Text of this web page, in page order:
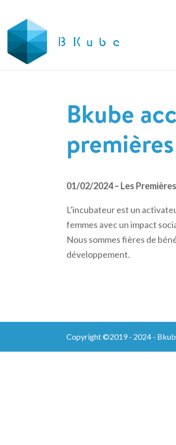
Bkube
01/02/2024 – Les
L’incubateur est un
femmes avec un impact
Nous sommes fières de
développement.
Copyright ©2019 - 2024 -